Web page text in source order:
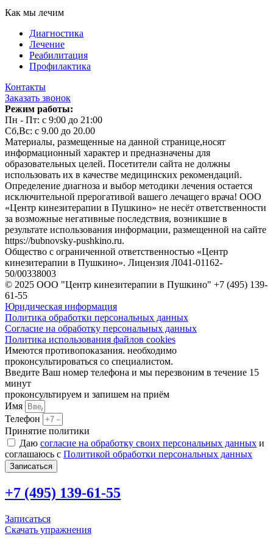
Как мы лечим
Диагностика
Лечение
Реабилитация
Профилактика
Контакты
Заказать звонок
Режим работы:
Пн - Пт: с 9:00 до 21:00
Сб,Вс: с 9.00 до 20.00
Материалы, размещенные на данной странице,носят
информационный характер и предназначены для
образовательных целей. Посетители сайта не должны
использовать их в качестве медицинских рекомендаций.
Определение диагноза и выбор методики лечения остается
исключительной прерогативой вашего лечащего врача! ООО
«Центр кинезитерапии в Пушкино» не несёт ответственности
за возможные негативные последствия, возникшие в
результате использования информации, размещенной на сайте
https://bubnovsky-pushkino.ru.
Общество с ограниченной ответственностью «Центр
кинезитерапии в Пушкино». Лицензия Л041-01162-
50/00338003
© 2025 ООО "Центр кинезитерапии в Пушкино" +7 (495) 139-
61-55
Юридическая информация
Политика обработки персональных данных
Согласие на обработку персональных данных
Политика использования файлов cookies
Имеются противопоказания. необходимо
проконсультироваться со специалистом.
Введите Ваш номер телефона и мы перезвоним в течение 15
минут
проконсультируем и запишем на приём
Имя
Телефон
Принятие политики
Даю согласие на обработку своих персональных данных и
соглашаюсь с Политикой обработки персональных данных
Записаться
+7 (495) 139-61-55
Записаться
Скачать упражнения